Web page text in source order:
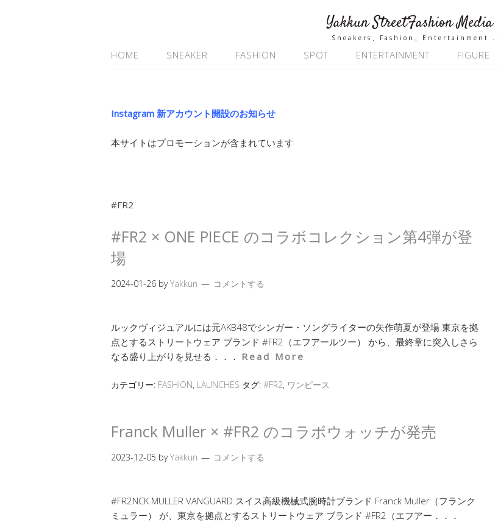
Yakkun StreetFashion Media
Sneakers、Fashion、Entertainment ..
HOME SNEAKER FASHION SPOT ENTERTAINMENT FIGURE
Instagram 新アカウント開設のお知らせ
本サイトはプロモーションが含まれています
#FR2
#FR2 × ONE PIECE のコラボコレクション第4弾が登
場
2024-01-26 byYakkun コメントする
ルックヴィジュアルには元AKB48でシンガー・ソングライターの矢作萌夏が登場 東京を拠
点とするストリートウェア ブランド #FR2（エフアールツー） から、最終章に突入しさら
なる盛り上がりを見せる．．． Read More
カテゴリー: FASHION, LAUNCHES タグ: #FR2, ワンピース
Franck Muller × #FR2 のコラボウォッチが発売
2023-12-05 byYakkun コメントする
#FR2NCK MULLER VANGUARD スイス高級機械式腕時計ブランド Franck Muller（フランク
ミュラー） が、東京を拠点とするストリートウェア ブランド #FR2（エフアー．．．